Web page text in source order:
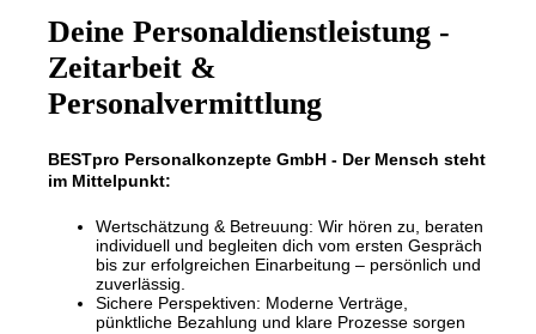
Deine Personaldienstleistung -
Zeitarbeit &
Personalvermittlung
BESTpro Personalkonzepte GmbH - Der Mensch steht
im Mittelpunkt:
Wertschätzung & Betreuung: Wir hören zu, beraten
individuell und begleiten dich vom ersten Gespräch
bis zur erfolgreichen Einarbeitung – persönlich und
zuverlässig.
Sichere Perspektiven: Moderne Verträge,
pünktliche Bezahlung und klare Prozesse sorgen